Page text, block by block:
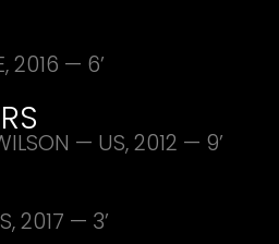
2016 — 6’
— US, 2012 — 9’
2017 — 3’